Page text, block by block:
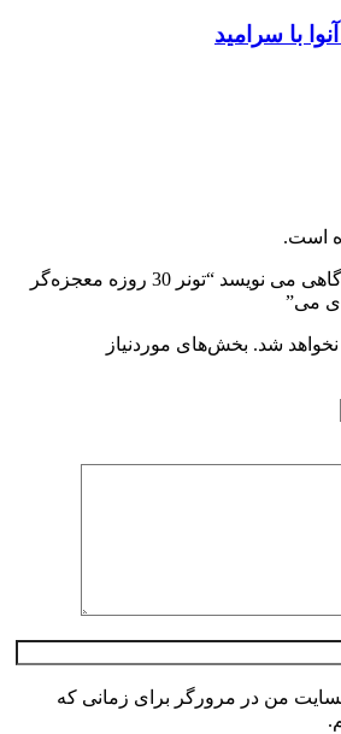
است.
اولین کسی باشید که دیدگاهی می نویسد “تونر 30 روزه معجزه‌گر
شد. بخش‌های موردنیاز
من در مرورگر برای زمانی که